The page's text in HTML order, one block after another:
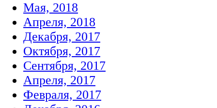
Мая, 2018
Апреля, 2018
Декабря, 2017
Октября, 2017
Сентября, 2017
Апреля, 2017
Февраля, 2017